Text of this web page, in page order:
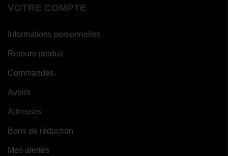
VOTRE COMPTE
Informations personnelles
Retours produit
Commandes
Avoirs
Adresses
Bons de réduction
Mes alertes